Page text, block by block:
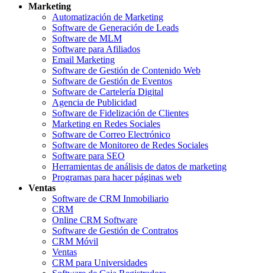
Marketing
Automatización de Marketing
Software de Generación de Leads
Software de MLM
Software para Afiliados
Email Marketing
Software de Gestión de Contenido Web
Software de Gestión de Eventos
Software de Cartelería Digital
Agencia de Publicidad
Software de Fidelización de Clientes
Marketing en Redes Sociales
Software de Correo Electrónico
Software de Monitoreo de Redes Sociales
Software para SEO
Herramientas de análisis de datos de marketing
Programas para hacer páginas web
Ventas
Software de CRM Inmobiliario
CRM
Online CRM Software
Software de Gestión de Contratos
CRM Móvil
Ventas
CRM para Universidades